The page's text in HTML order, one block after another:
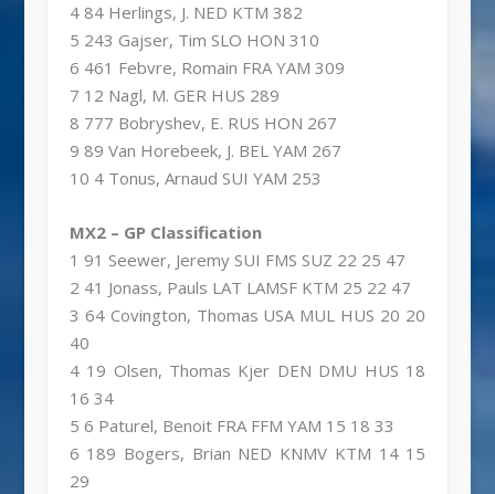
4 84 Herlings, J. NED KTM 382
5 243 Gajser, Tim SLO HON 310
6 461 Febvre, Romain FRA YAM 309
7 12 Nagl, M. GER HUS 289
8 777 Bobryshev, E. RUS HON 267
9 89 Van Horebeek, J. BEL YAM 267
10 4 Tonus, Arnaud SUI YAM 253
MX2 – GP Classification
1 91 Seewer, Jeremy SUI FMS SUZ 22 25 47
2 41 Jonass, Pauls LAT LAMSF KTM 25 22 47
3 64 Covington, Thomas USA MUL HUS 20 20
40
4 19 Olsen, Thomas Kjer DEN DMU HUS 18
16 34
5 6 Paturel, Benoit FRA FFM YAM 15 18 33
6 189 Bogers, Brian NED KNMV KTM 14 15
29